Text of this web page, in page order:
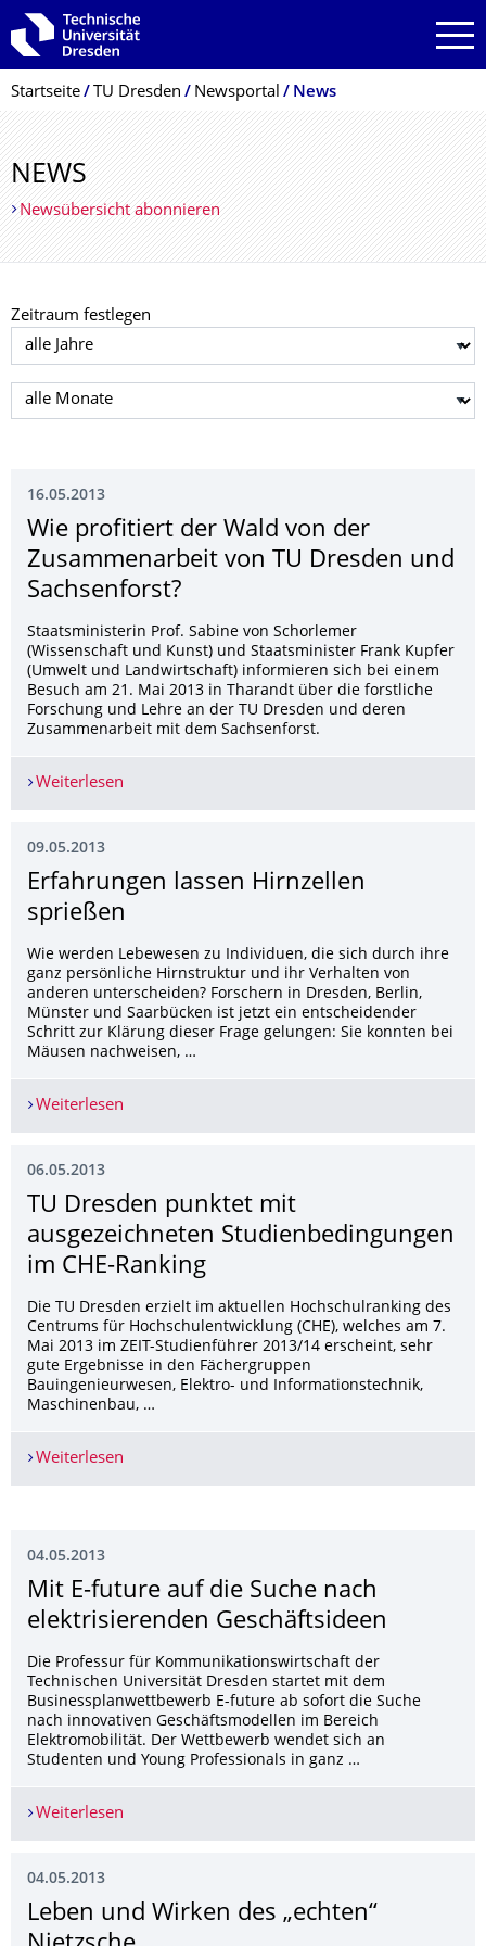
Zur Hauptnavigation springen
Zur Suche springen
Zum Inhalt springen
Breadcrumb-Menü
Startseite TU Dresden Newsportal News
NEWS
Newsübersicht abonnieren
Zeitraum festlegen
Jahr auswählen
Monat auswählen
16.05.2013
Wie profitiert der Wald von der
Zusammenarbeit von TU Dresden und
Sachsenforst?
Staatsministerin Prof. Sabine von Schorlemer
(Wissenschaft und Kunst) und Staatsminister Frank Kupfer
(Umwelt und Landwirtschaft) informieren sich bei einem
Besuch am 21. Mai 2013 in Tharandt über die forstliche
Forschung und Lehre an der TU Dresden und deren
Zusammenarbeit mit dem Sachsenforst.
Weiterlesen
09.05.2013
Erfahrungen lassen Hirnzellen
sprießen
Wie werden Lebewesen zu Individuen, die sich durch ihre
ganz persönliche Hirnstruktur und ihr Verhalten von
anderen unterscheiden? Forschern in Dresden, Berlin,
Münster und Saarbücken ist jetzt ein entscheidender
Schritt zur Klärung dieser Frage gelungen: Sie konnten bei
Mäusen nachweisen, …
Weiterlesen
06.05.2013
TU Dresden punktet mit
ausgezeichneten Studienbedingungen
im CHE-Ranking
Die TU Dresden erzielt im aktuellen Hochschulranking des
Centrums für Hochschulentwicklung (CHE), welches am 7.
Mai 2013 im ZEIT-Studienführer 2013/14 erscheint, sehr
gute Ergebnisse in den Fächergruppen
Bauingenieurwesen, Elektro- und Informationstechnik,
Maschinenbau, …
Weiterlesen
04.05.2013
Mit E-future auf die Suche nach
elektrisierenden Geschäftsideen
Die Professur für Kommunikationswirtschaft der
Technischen Universität Dresden startet mit dem
Businessplanwettbewerb E-future ab sofort die Suche
nach innovativen Geschäftsmodellen im Bereich
Elektromobilität. Der Wettbewerb wendet sich an
Studenten und Young Professionals in ganz …
Weiterlesen
04.05.2013
Leben und Wirken des „echten“